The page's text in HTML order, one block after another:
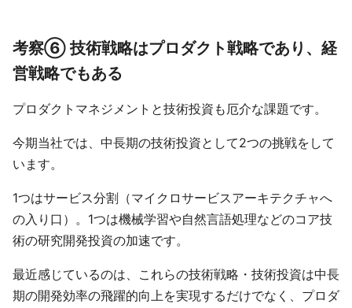
考察⑥ 技術戦略はプロダクト戦略であり、経
営戦略でもある
プロダクトマネジメントと技術投資も厄介な課題です。
今期当社では、中長期の技術投資として2つの挑戦をして
います。
1つはサービス分割（マイクロサービスアーキテクチャへ
の入り口）。1つは機械学習や自然言語処理などのコア技
術の研究開発投資の加速です。
最近感じているのは、これらの技術戦略・技術投資は中長
期の開発効率の飛躍的向上を実現するだけでなく、プロダ